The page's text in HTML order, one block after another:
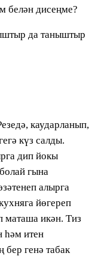
белән дисеңме?
да таныштыр
каударланып,
күз салды.
дип йокы
гына
алырга
йөгереп
маташа икән. Тиз
һәм итен
генә табак